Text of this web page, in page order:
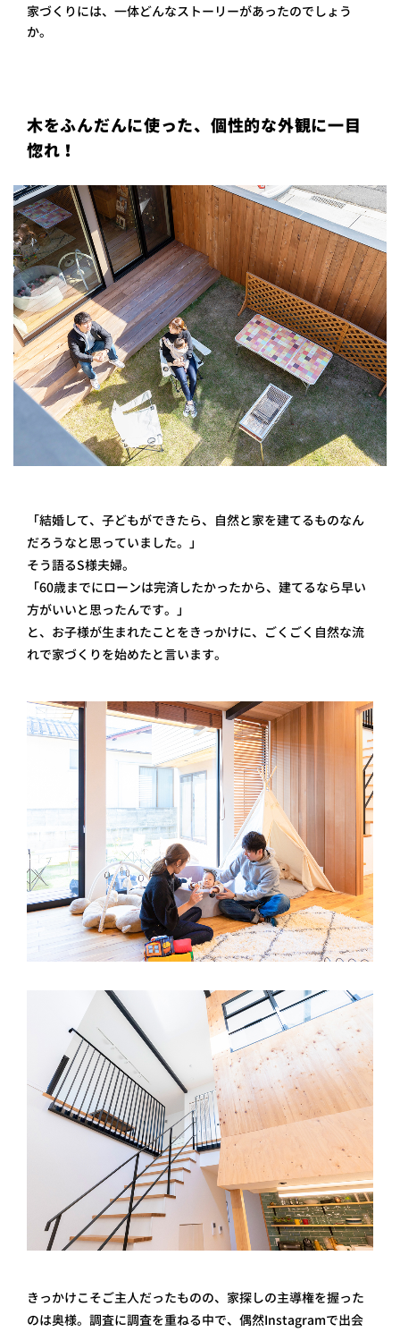
合わせ
採用情
報
家づくりには、一体どんなストーリーがあったのでしょう
か。
木をふんだんに使った、個性的な外観に一目
惚れ！
「結婚して、子どもができたら、自然と家を建てるものなん
だろうなと思っていました。」
そう語るS様夫婦。
「60歳までにローンは完済したかったから、建てるなら早い
方がいいと思ったんです。」
と、お子様が生まれたことをきっかけに、ごくごく自然な流
れで家づくりを始めたと言います。
きっかけこそご主人だったものの、家探しの主導権を握った
のは奥様。調査に調査を重ねる中で、偶然Instagramで出会